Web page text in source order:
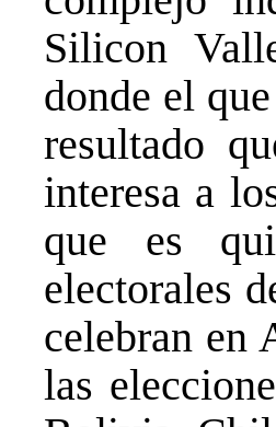
Silicon
donde el
resultado
interesa a
que es
electorales
celebran en
las